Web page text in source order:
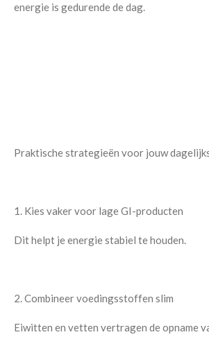
energie is gedurende de dag.
Praktische strategieën voor jouw
1. Kies vaker voor lage GI-producten
Dit helpt je energie stabiel te houden.
2. Combineer voedingsstoffen slim
Eiwitten en vetten vertragen de opname